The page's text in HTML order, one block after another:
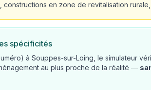
constructions en zone de revitalisation
spécificités
à Souppes-sur-Loing, le simulateur
au plus proche de la réalité —